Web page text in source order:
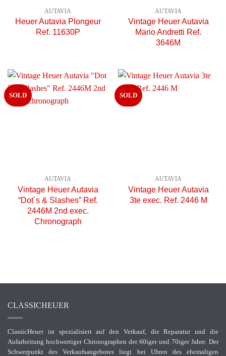
AUTAVIA
Heuer Autavia Plongeur
Ref. 11630P
AUTAVIA
Vintage Heuer Autavia
Mario Andretti Ref.
3646M
SOLD
AUTAVIA
Vintage Heuer Autavia
“Dot´s & Slashes” Ref.
2446M 2nd exec.
Chronograph
SOLD
AUTAVIA
Vintage Heuer Autavia
3te exec. Ref. 2446 M
CLASSICHEUER
ClassicHeuer ist spezialisiert auf den Verkauf, die Reparatur und die
Aufarbeitung hochwertiger Chronographen der 60iger und 70iger Jahre. Der
Schwerpunkt des Verkaufsangebotes liegt bei Uhren des ehemaligen